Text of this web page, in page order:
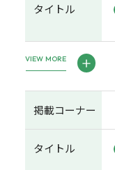
タイトル
VIEW MORE
掲載コーナー
タイトル